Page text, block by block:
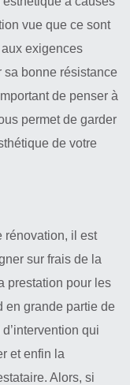
vue que ce sont
exigences
sa bonne résistance
de penser à
permet de garder
de votre
rénovation, il est
sur frais de la
prestation pour les
en grande partie de
qui
et enfin la
Alors, si